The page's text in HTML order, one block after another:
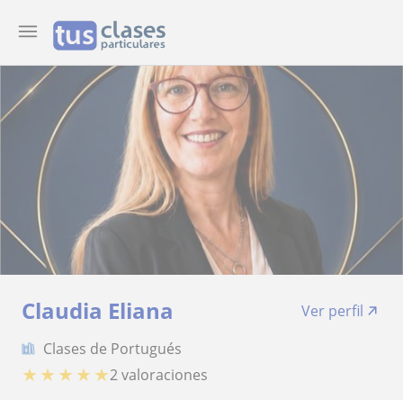
Claudia Eliana
Ver perfil
Clases de Portugués
★ ★ ★ ★ ★2 valoraciones